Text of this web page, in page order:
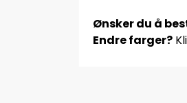
Ønsker du å
Endre farger?